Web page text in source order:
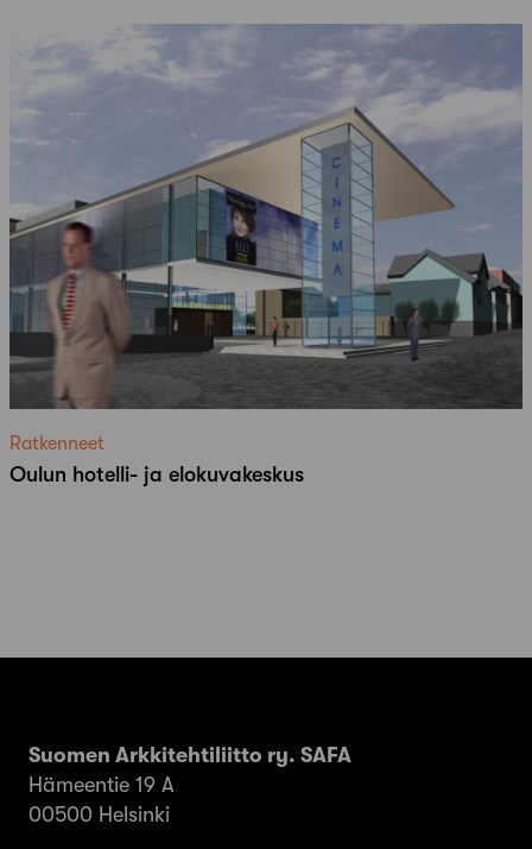
Ratkenneet
Oulun hotelli- ja elokuvakeskus
Suomen Arkkitehtiliitto ry. SAFA
Hämeentie 19 A
00500 Helsinki